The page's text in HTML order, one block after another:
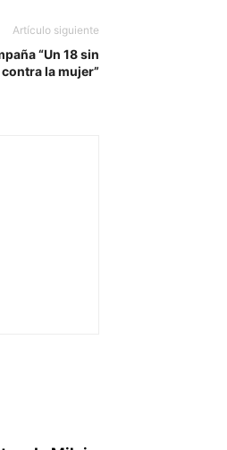
Artículo siguiente
“Un 18 sin
la mujer”